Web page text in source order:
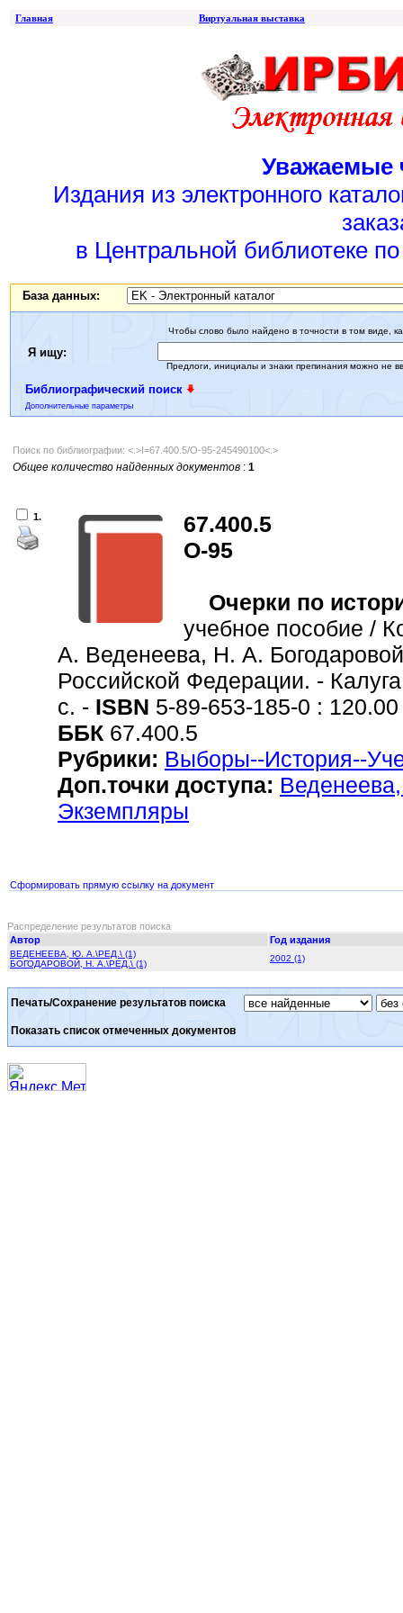
Главная Виртуальная выставка
Уважаемые
Издания из электронного
в Центральной библиотеке
База данных:
Я ищу:
Чтобы слово было найдено в точности в том виде,
Предлоги, инициалы и знаки препинания можно не
Библиографический поиск
Дополнительные параметры
Поиск по библиографии: <.>I=67.400.5/О-95-245490100<.>
Общее количество найденных документов : 1
1.
67.400.5
О-95
Очерки по
учебное пособие /
А. Веденеева, Н. А.
Российской Федерации. -
с. - ISBN 5-89-653-185-0 :
ББК 67.400.5
Рубрики: Выборы--История--
Доп.точки доступа:
Экземпляры
Сформировать прямую ссылку на документ
Распределение результатов поиска
Автор
Год издания
ВЕДЕНЕЕВА, Ю. А.\РЕД.\ (1)
БОГОДАРОВОЙ, Н. А.\РЕД.\ (1)
2002 (1)
Печать/Сохранение результатов поиска
Показать список отмеченных документов